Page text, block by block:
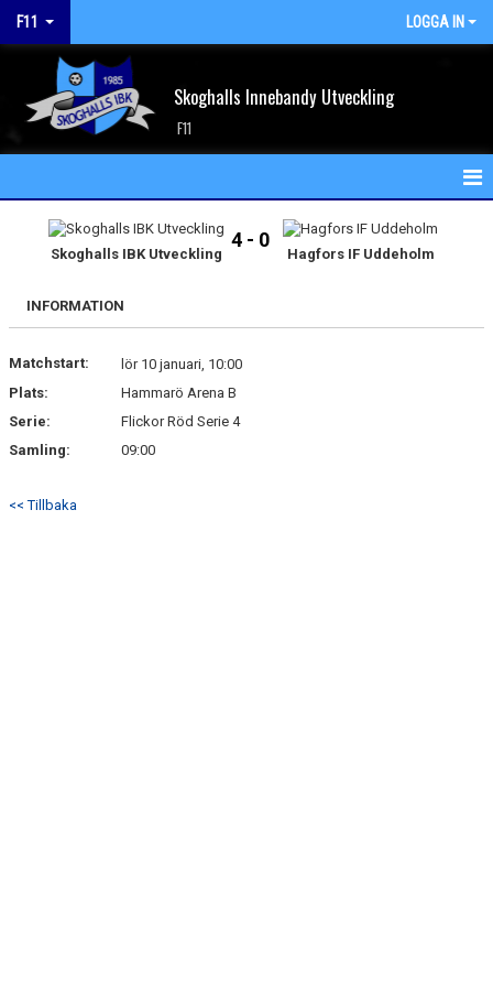
F11 LOGGA IN
Skoghalls Innebandy Utveckling
F11
KALENDER
MATCHER
BILDGALLERI
DOKUMENT
Skoghalls IBK Utveckling
4 - 0
Hagfors IF Uddeholm
INFORMATION
Matchstart:
lör 10 januari, 10:00
Plats:
Hammarö Arena B
Serie:
Flickor Röd Serie 4
Samling:
09:00
<< Tillbaka